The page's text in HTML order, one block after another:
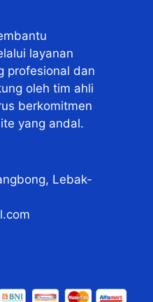
layanan
profesional dan
oleh tim ahli
berkomitmen
yang andal.
Lebak-